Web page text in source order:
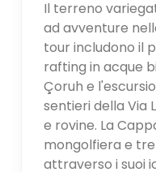
Il terreno
ad avventure
tour includono il
rafting in acque
Çoruh e
sentieri della Via
e rovine. La
mongolfiera e
attraverso i suoi